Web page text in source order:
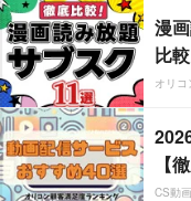
漫
比較
オリ
【
CS動